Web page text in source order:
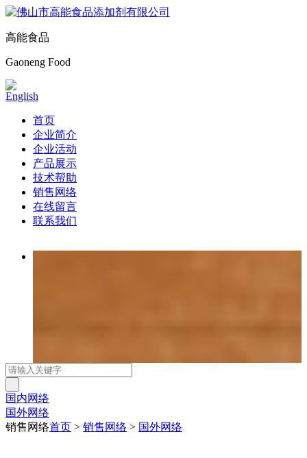
高能食品
Gaoneng Food
English
首页
企业简介
企业活动
产品展示
技术帮助
销售网络
在线留言
联系我们
国内网络
国外网络
销售网络首页 > 销售网络 > 国外网络